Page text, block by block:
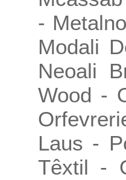
-
Modali
Neoali
Wood -
Laus -
Têxtil -